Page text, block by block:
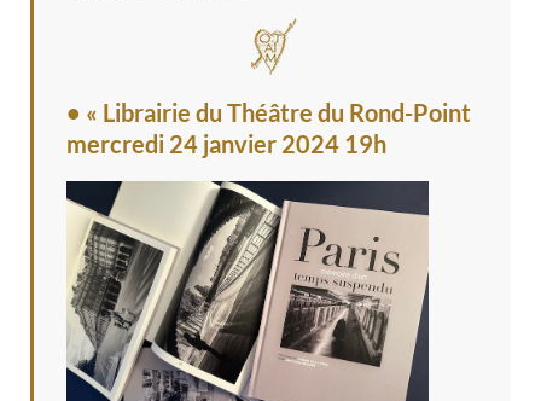
• « Librairie du Théâtre du Rond-Point
mercredi 24 janvier 2024 19h